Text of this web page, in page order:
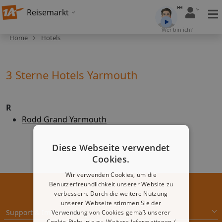
Reisemarkt
Wer bin ich?
Home Hotels
3 Sterne Hotels Yarmouth
R
Rodd Grand Yarmouth
Support & Impressum
Diese Webseite verwendet
Cookies.
Wir verwenden Cookies, um die
Benutzerfreundlichkeit unserer Website zu
verbessern. Durch die weitere Nutzung
unserer Webseite stimmen Sie der
Verwendung von Cookies gemäß unserer